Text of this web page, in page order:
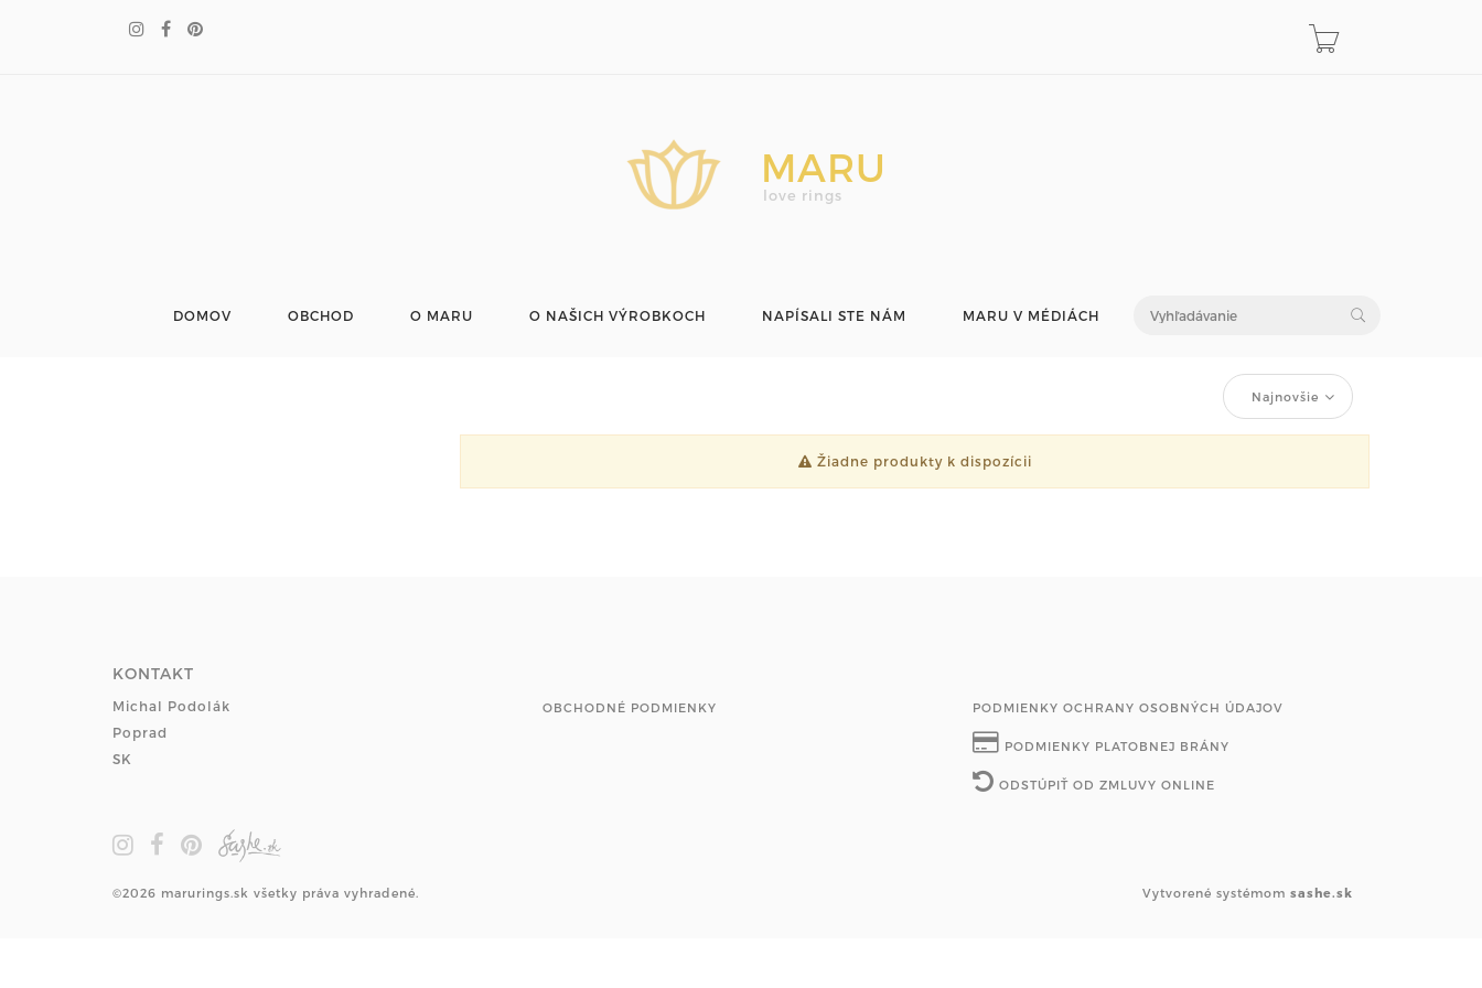
MARU
love rings
DOMOV OBCHOD O MARU O NAŠICH VÝROBKOCH NAPÍSALI STE NÁM MARU V MÉDIÁCH
Najnovšie
Žiadne produkty k dispozícii
KONTAKT
Michal Podolák
Poprad
SK
OBCHODNÉ PODMIENKY PODMIENKY OCHRANY OSOBNÝCH ÚDAJOV
PODMIENKY PLATOBNEJ BRÁNY
ODSTÚPIŤ OD ZMLUVY ONLINE
©2026 marurings.sk všetky práva vyhradené. Vytvorené systémom sashe.sk